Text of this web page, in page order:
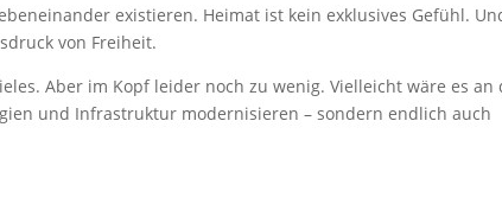
existieren. Heimat ist kein exklusives Gefühl.
von Freiheit.
Aber im Kopf leider noch zu wenig. Vielleicht wäre es an
und Infrastruktur modernisieren – sondern endlich auch